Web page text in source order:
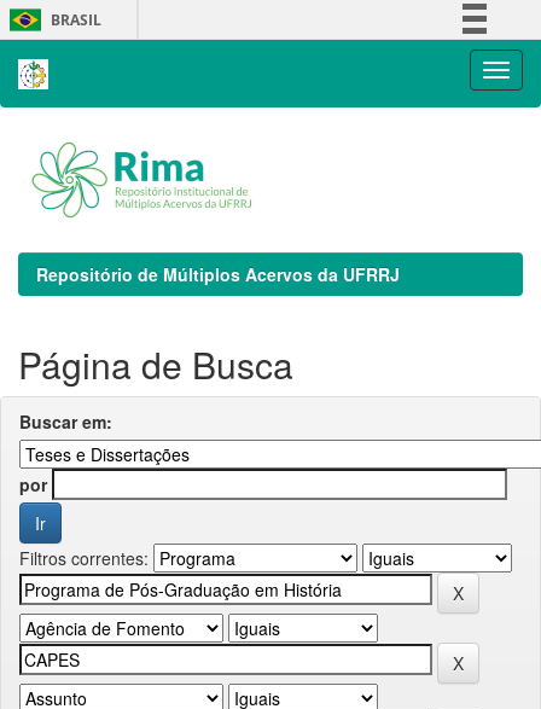
Skip
navigation
BRASIL
Repositório de Múltiplos Acervos da UFRRJ
Página de Busca
Buscar em:
por
Filtros correntes: